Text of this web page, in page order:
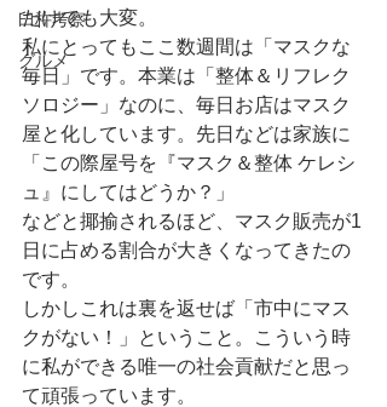
臼杵考察
グルメ
だけでも大変。
私にとってもここ数週間は「マスクな
毎日」です。本業は「整体＆リフレク
ソロジー」なのに、毎日お店はマスク
屋と化しています。先日などは家族に
「この際屋号を『マスク＆整体 ケレシ
ュ』にしてはどうか？」
などと揶揄されるほど、マスク販売が1
日に占める割合が大きくなってきたの
です。
しかしこれは裏を返せば「市中にマス
クがない！」ということ。こういう時
に私ができる唯一の社会貢献だと思っ
て頑張っています。